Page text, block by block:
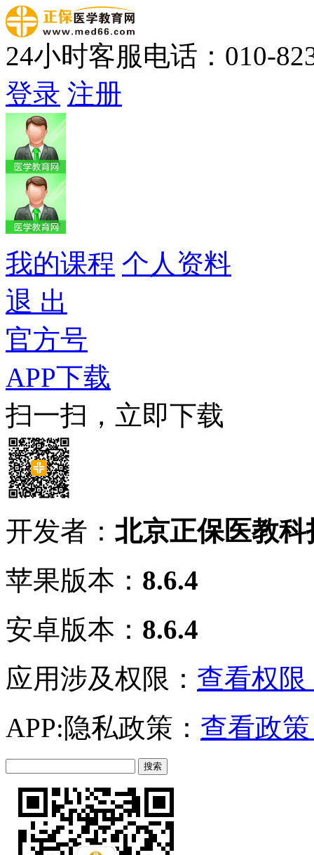
24小时客服电话：010-
登录 注册
我的课程 个人资料
退 出
官方号
APP下载
扫一扫，立即下载
开发者： 北京正保医教
苹果版本： 8.6.4
安卓版本： 8.6.4
应用涉及权限： 查看权限
APP:隐私政策： 查看政